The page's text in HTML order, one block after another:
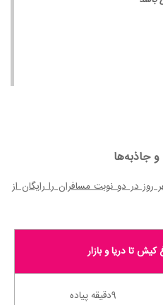
جاذبه‌ها
روز در دو نوبت مسافران را رایگان از
تا دریا و بازار
9دقیقه پیاده